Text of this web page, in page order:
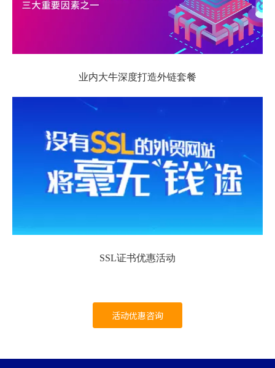
业内大牛深度打造外链套餐
SSL证书优惠活动
活动优惠咨询